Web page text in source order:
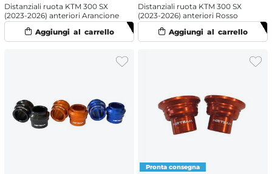
Distanziali ruota KTM 300 SX
(2023-2026) anteriori Arancione
Distanziali ruota KTM 300 SX
(2023-2026) anteriori Rosso